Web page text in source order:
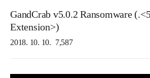
GandCrab v5.0.2 Ransomware
Extension>)
2018. 10. 10. 7,587